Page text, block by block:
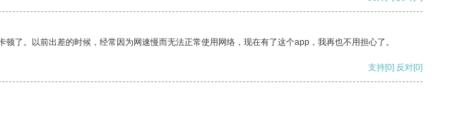
了。以前出差的时候，经常因为网速慢而无法正常使用网络，现在有了这个app，我再也不用担心了。
支持[0] 反对[0]